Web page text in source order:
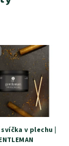
v plechu |